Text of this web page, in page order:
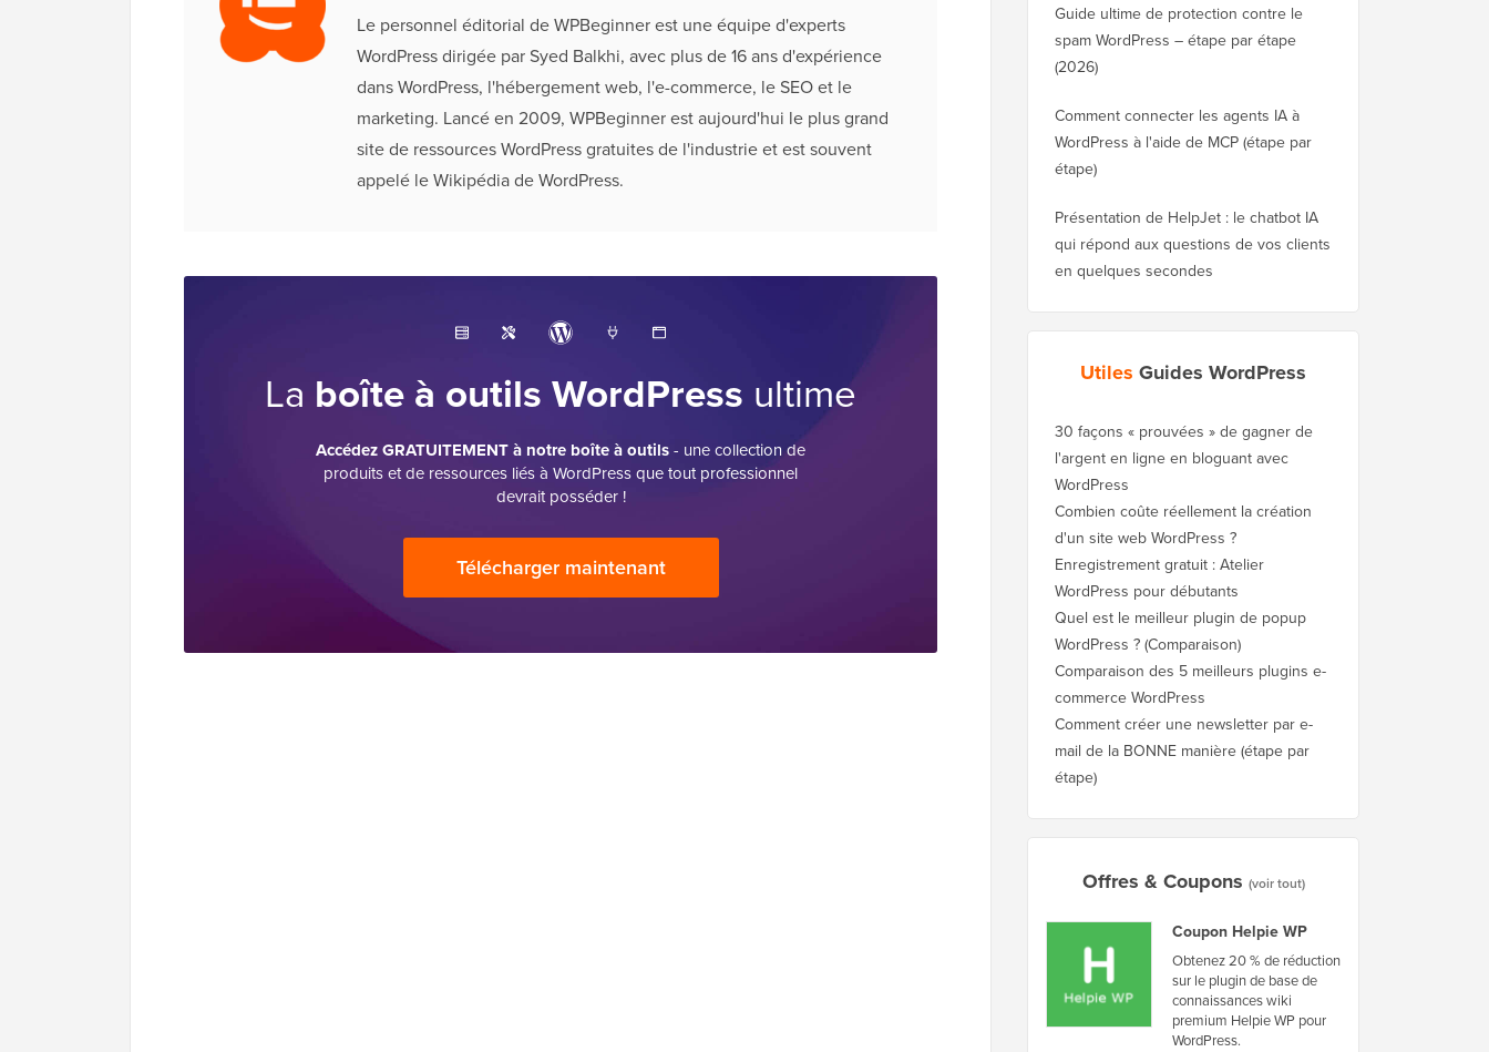
Le personnel éditorial de WPBeginner est une équipe d'experts
WordPress dirigée par Syed Balkhi, avec plus de 16 ans d'expérience
dans WordPress, l'hébergement web, l'e-commerce, le SEO et le
marketing. Lancé en 2009, WPBeginner est aujourd'hui le plus grand
site de ressources WordPress gratuites de l'industrie et est souvent
appelé le Wikipédia de WordPress.
La boîte à outils WordPress ultime
Accédez GRATUITEMENT à notre boîte à outils- une collection de
produits et de ressources liés à WordPress que tout professionnel
devrait posséder !
Télécharger maintenant
Guide ultime de protection contre le
spam WordPress – étape par étape
(2026)
Comment connecter les agents IA à
WordPress à l'aide de MCP (étape par
étape)
Présentation de HelpJet : le chatbot IA
qui répond aux questions de vos clients
en quelques secondes
Utiles Guides WordPress
30 façons « prouvées » de gagner de
l'argent en ligne en bloguant avec
WordPress
Combien coûte réellement la création
d'un site web WordPress ?
Enregistrement gratuit : Atelier
WordPress pour débutants
Quel est le meilleur plugin de popup
WordPress ? (Comparaison)
Comparaison des 5 meilleurs plugins e-
commerce WordPress
Comment créer une newsletter par e-
mail de la BONNE manière (étape par
étape)
Offres & Coupons (voir tout)
Coupon Helpie WP
Obtenez 20 % de réduction
sur le plugin de base de
connaissances wiki
premium Helpie WP pour
WordPress.